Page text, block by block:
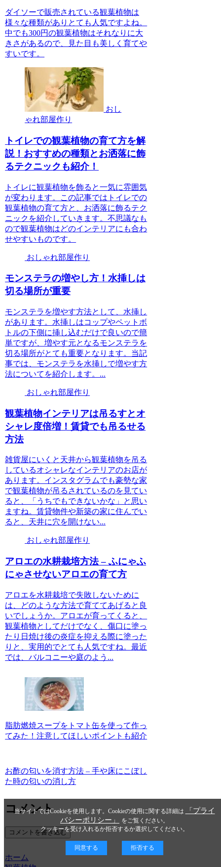
ダイソーで販売されている観葉植物は
様々な種類がありとても人気ですよね。
中でも300円の観葉植物はそれなりに大
きさがあるので、見た目も美しく育てや
すいです。
おし
ゃれ部屋作り
トイレでの観葉植物の育て方を解
説！おすすめの種類とお洒落に飾
るテクニックも紹介！
トイレに観葉植物を飾ると一気に雰囲気
が変わります。この記事ではトイレでの
観葉植物の育て方と、お洒落に飾るテク
ニックを紹介していきます。不思議なも
ので観葉植物はどのインテリアにも合わ
せやすいものです。
おしゃれ部屋作り
モンステラの増やし方！水挿しは
切る場所が重要
モンステラを増やす方法として、水挿し
があります。水挿しはコップやペットボ
トルの下側に挿し込むだけで良いので簡
単ですが、増やす元となるモンステラを
切る場所がとても重要となります。当記
事では、モンステラを水挿しで増やす方
法についてを紹介します。...
おしゃれ部屋作り
観葉植物インテリアは吊るすとオ
シャレ度倍増！賃貸でも吊るせる
方法
雑貨屋にいくと天井から観葉植物を吊る
しているオシャレなインテリアのお店が
あります。インスタグラムでも豪勢な家
で観葉植物が吊るされているのを見てい
ると、「うちでもできないかな」と思い
ますね。賃貸物件や新築の家に住んでい
ると、天井に穴を開けない...
おしゃれ部屋作り
アロエの水耕栽培方法 – ふにゃふ
にゃさせないアロエの育て方
アロエを水耕栽培で失敗しないために
は、どのような方法で育ててあげると良
いでしょうか。アロエが育ってくると、
観葉植物としてだけでなく、傷口に塗っ
たり日焼け後の炎症を抑える際に塗った
りと、実用的でとても人気ですね。最近
では、バルコニーや庭のよう...
脂肪燃焼スープをトマト缶を使って作っ
てみた！注意してほしいポイントも紹介
お酢の匂いを消す方法 – 手や床にこぼし
た時の匂いの消し方
コメント
コメントを書き込む
ホーム
当サイトではCookieを使用します。Cookieの使用に関する詳細は
「プライ
バシーポリシー」
をご覧ください。
クッキーを受け入れるか拒否するか選択してください。
同意する 拒否する